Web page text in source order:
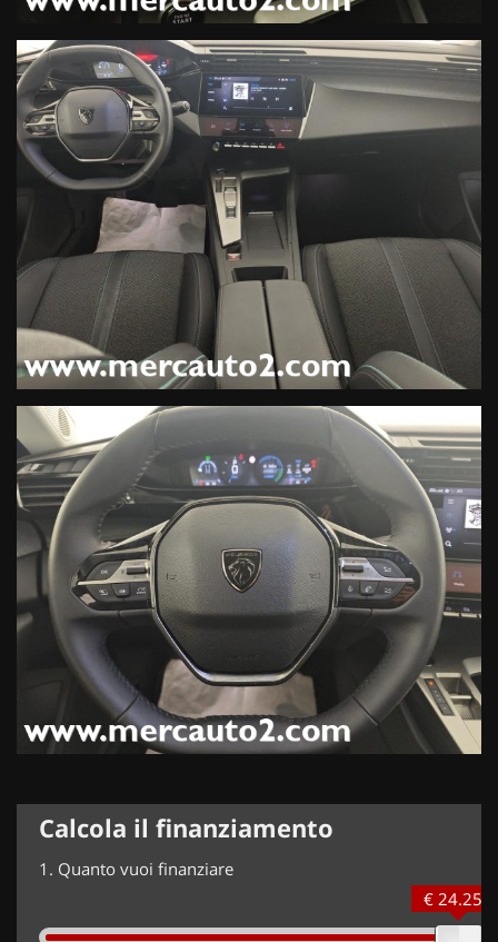
Calcola il finanziamento
1. Quanto vuoi finanziare
€ 24.250